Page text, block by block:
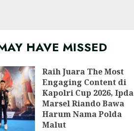
HAVE MISSED
Raih Juara The Most
Engaging Content di
Kapolri Cup 2026, Ipda
Marsel Riando Bawa
Harum Nama Polda
Malut